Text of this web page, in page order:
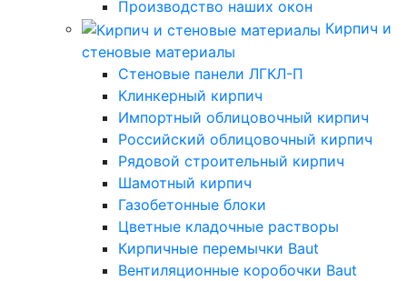
Производство наших окон
Кирпич и
стеновые материалы
Стеновые панели ЛГКЛ-П
Клинкерный кирпич
Импортный облицовочный кирпич
Российский облицовочный кирпич
Рядовой строительный кирпич
Шамотный кирпич
Газобетонные блоки
Цветные кладочные растворы
Кирпичные перемычки Baut
Вентиляционные коробочки Baut